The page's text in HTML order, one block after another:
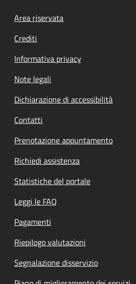
Footer menu
Area riservata
Crediti
Informativa privacy
Note legali
Dichiarazione di accessibilità
Contatti
Prenotazione appuntamento
Richiedi assistenza
Statistiche del portale
Leggi le FAQ
Pagamenti
Riepilogo valutazioni
Segnalazione disservizio